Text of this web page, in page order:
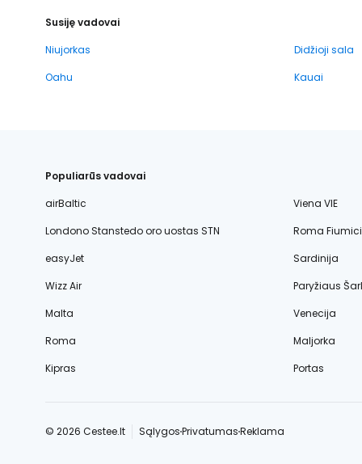
Susiję vadovai
Niujorkas
Didžioji sala
Oahu
Kauai
Populiarūs vadovai
airBaltic
Viena VIE
Londono Stanstedo oro uostas STN
Roma
easyJet
Sardinija
Wizz Air
Paryžiaus
Malta
Venecija
Roma
Maljorka
Kipras
Portas
© 2026 Cestee.lt SąlygosPrivatumasReklama